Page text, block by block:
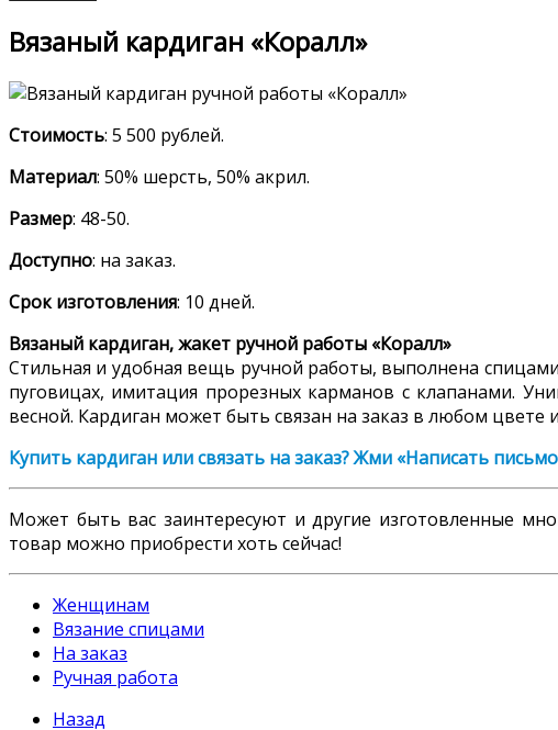
Вязаный кардиган «Коралл»
Стоимость: 5 500 рублей.
Материал: 50% шерсть, 50% акрил.
Размер: 48-50.
Доступно: на заказ.
Срок изготовления: 10 дней.
Вязаный кардиган, жакет ручной работы «Коралл»
Стильная и удобная вещь ручной работы, выполнена
пуговицах, имитация прорезных карманов с клапанами.
весной. Кардиган может быть связан на заказ в любом цвете
Купить кардиган или связать на заказ? Жми «Написать
Может быть вас заинтересуют и другие изготовленные
товар можно приобрести хоть сейчас!
Женщинам
Вязание спицами
На заказ
Ручная работа
Назад